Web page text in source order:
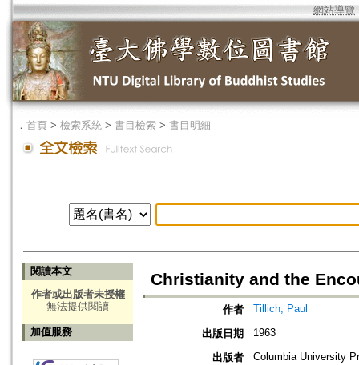
網站導覽
． 首頁 > 檢索系統 > 書目檢索 > 書目明細
閱讀本文
作者或出版者未授權
無法提供閱讀
加值服務
Christianity and the
作者 Tillich, Paul
出版日期 1963
出版者 Columbia University